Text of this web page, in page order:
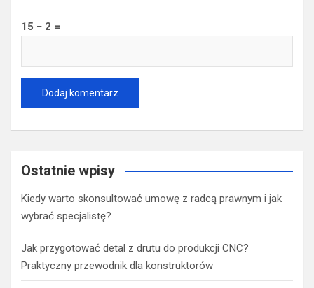
15 − 2 =
Ostatnie wpisy
Kiedy warto skonsultować umowę z radcą prawnym i jak
wybrać specjalistę?
Jak przygotować detal z drutu do produkcji CNC?
Praktyczny przewodnik dla konstruktorów